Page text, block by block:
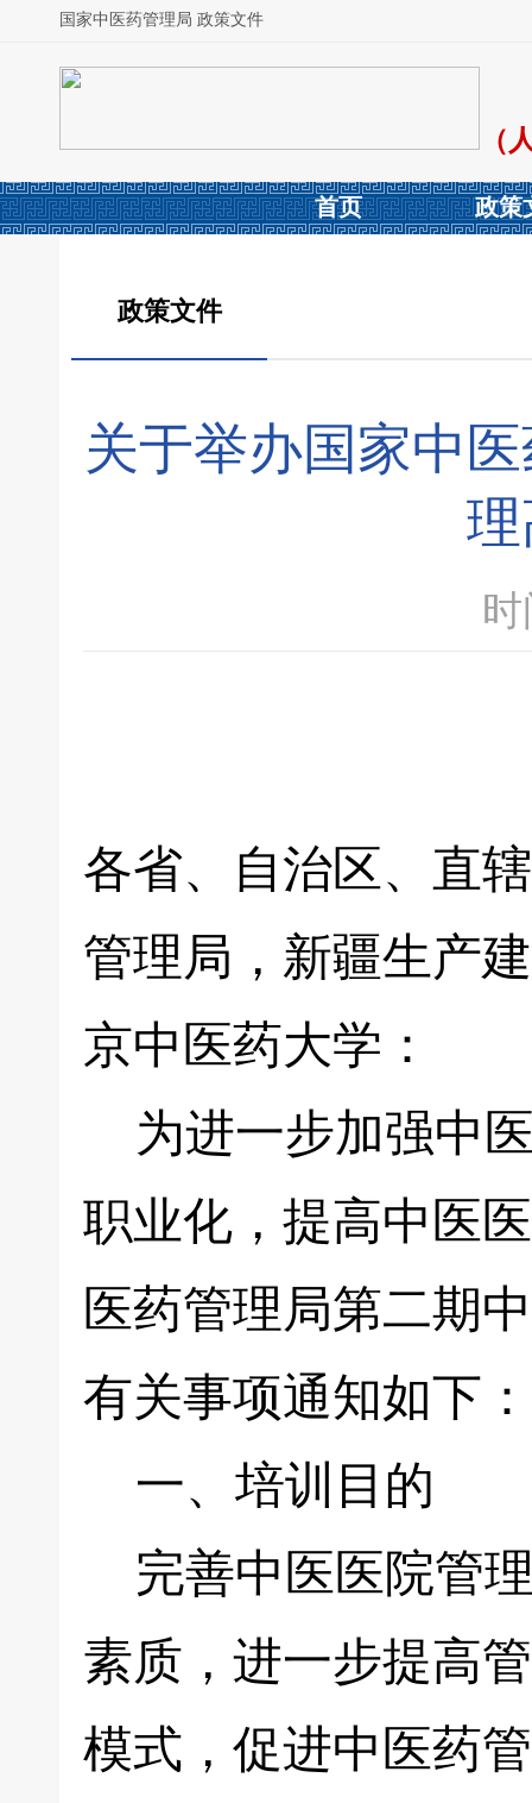
国家中医药管理局 政策文件
（
首页 政策
政策文件
关于举办国家中
各省、自治区、直
管理局，新疆生产
京中医药大学：
为进一步加强中
职业化，提高中医
医药管理局第二期
有关事项通知如下：
一、培训目的
完善中医医院管
素质，进一步提高
模式，促进中医药